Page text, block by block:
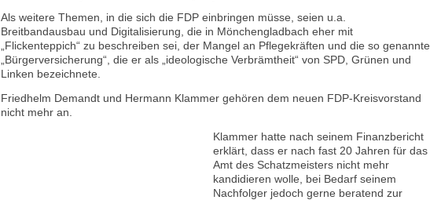
Als weitere Themen, in die sich die FDP einbringen müsse, seien u.a.
Breitbandausbau und Digitalisierung, die in Mönchengladbach eher mit
„Flickenteppich“ zu beschreiben sei, der Mangel an Pflegekräften und die so genannte
„Bürgerversicherung“, die er als „ideologische Verbrämtheit“ von SPD, Grünen und
Linken bezeichnete.
Friedhelm Demandt und Hermann Klammer gehören dem neuen FDP-Kreisvorstand
nicht mehr an.
Klammer hatte nach seinem Finanz­bericht
erklärt, dass er nach fast 20 Jahren für das
Amt des Schatzmeisters nicht mehr
kandidieren wolle, bei Bedarf seinem
Nachfolger jedoch gerne beratend zur